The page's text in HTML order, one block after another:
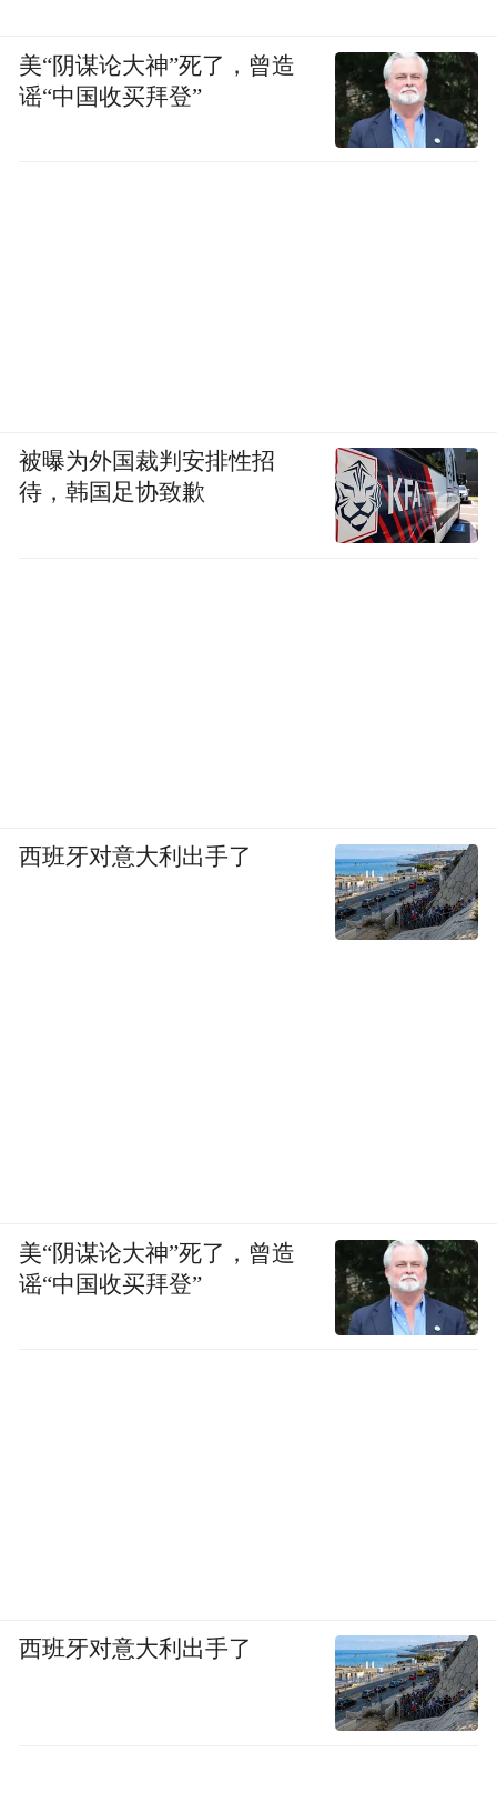
美“阴谋论大神”死了，曾造
谣“中国收买拜登”
被曝为外国裁判安排性招
待，韩国足协致歉
西班牙对意大利出手了
美“阴谋论大神”死了，曾造
谣“中国收买拜登”
西班牙对意大利出手了